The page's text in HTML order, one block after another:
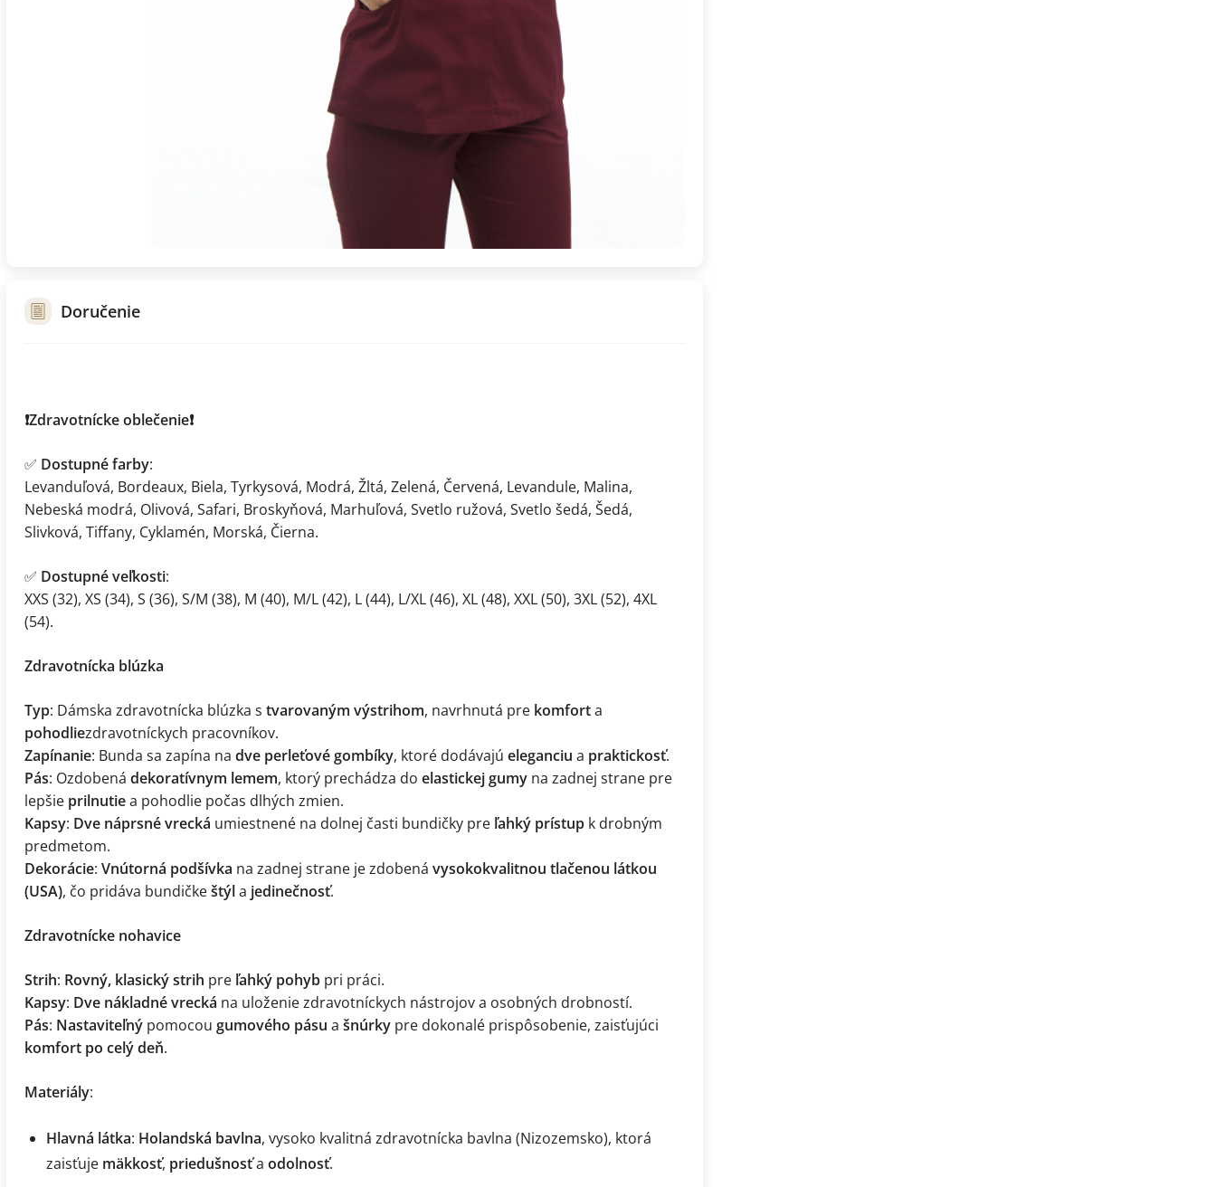
Doručenie
❗️Zdravotnícke oblečenie❗️
✅ Dostupné farby:
Levanduľová, Bordeaux, Biela, Tyrkysová, Modrá, Žltá, Zelená, Červená, Levandule, Malina,
Nebeská modrá, Olivová, Safari, Broskyňová, Marhuľová, Svetlo ružová, Svetlo šedá, Šedá,
Slivková, Tiffany, Cyklamén, Morská, Čierna.
✅ Dostupné veľkosti:
XXS (32), XS (34), S (36), S/M (38), M (40), M/L (42), L (44), L/XL (46), XL (48), XXL (50), 3XL (52), 4XL
(54).
Zdravotnícka blúzka
Typ: Dámska zdravotnícka blúzka s tvarovaným výstrihom, navrhnutá pre komforta
pohodliezdravotníckych pracovníkov.
Zapínanie: Bunda sa zapína na dve perleťové gombíky, ktoré dodávajú eleganciu a praktickosť.
Pás: Ozdobená dekoratívnym lemem, ktorý prechádza do elastickej gumy na zadnej strane pre
lepšie prilnutiea pohodlie počas dlhých zmien.
Kapsy: Dve náprsné vrecká umiestnené na dolnej časti bundičky pre ľahký prístup k drobným
predmetom.
Dekorácie: Vnútorná podšívka na zadnej strane je zdobená vysokokvalitnou tlačenou látkou
(USA), čo pridáva bundičkeštýla jedinečnosť.
Zdravotnícke nohavice
Strih: Rovný, klasický strih pre ľahký pohyb pri práci.
Kapsy: Dve nákladné vrecká na uloženie zdravotníckych nástrojov a osobných drobností.
Pás: Nastaviteľný pomocou gumového pásu a šnúrky pre dokonalé prispôsobenie, zaisťujúci
komfort po celý deň.
Materiály:
Hlavná látka: Holandská bavlna, vysoko kvalitná zdravotnícka bavlna (Nizozemsko), ktorá
zaisťuje mäkkosť, priedušnosťa odolnosť.